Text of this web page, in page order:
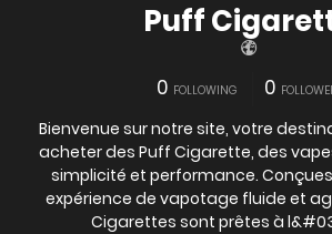
Puff
0 FOLLOWING 0
Bienvenue sur notre site, votre
acheter des Puff Cigarette, des
simplicité et performance.
expérience de vapotage fluide et
Cigarettes sont prêtes à